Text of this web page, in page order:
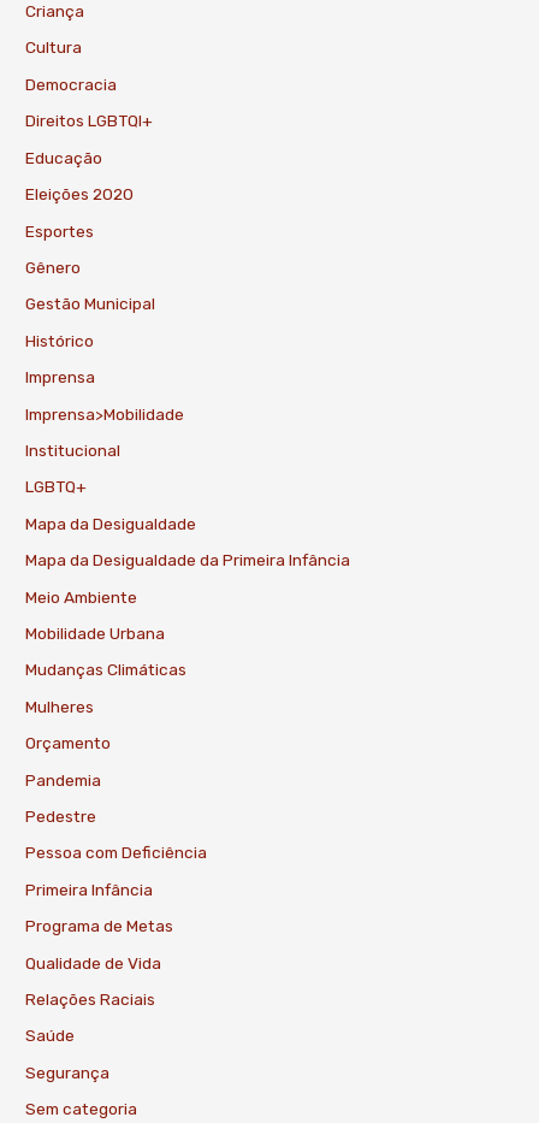
Criança
Cultura
Democracia
Direitos LGBTQI+
Educação
Eleições 2020
Esportes
Gênero
Gestão Municipal
Histórico
Imprensa
Imprensa>Mobilidade
Institucional
LGBTQ+
Mapa da Desigualdade
Mapa da Desigualdade da Primeira Infância
Meio Ambiente
Mobilidade Urbana
Mudanças Climáticas
Mulheres
Orçamento
Pandemia
Pedestre
Pessoa com Deficiência
Primeira Infância
Programa de Metas
Qualidade de Vida
Relações Raciais
Saúde
Segurança
Sem categoria